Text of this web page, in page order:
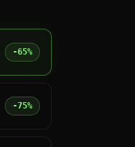
-65%
-75%